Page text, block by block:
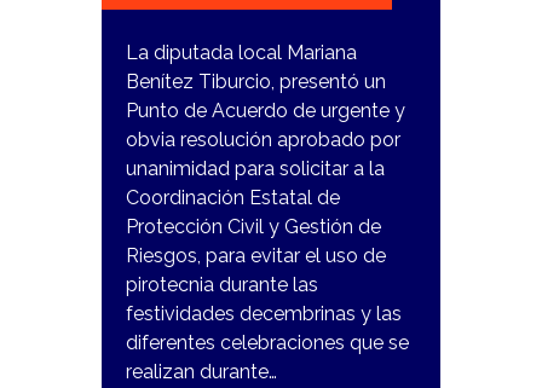
La diputada local Mariana
Benítez Tiburcio, presentó un
Punto de Acuerdo de urgente y
obvia resolución aprobado por
unanimidad para solicitar a la
Coordinación Estatal de
Protección Civil y Gestión de
Riesgos, para evitar el uso de
pirotecnia durante las
festividades decembrinas y las
diferentes celebraciones que se
realizan durante…